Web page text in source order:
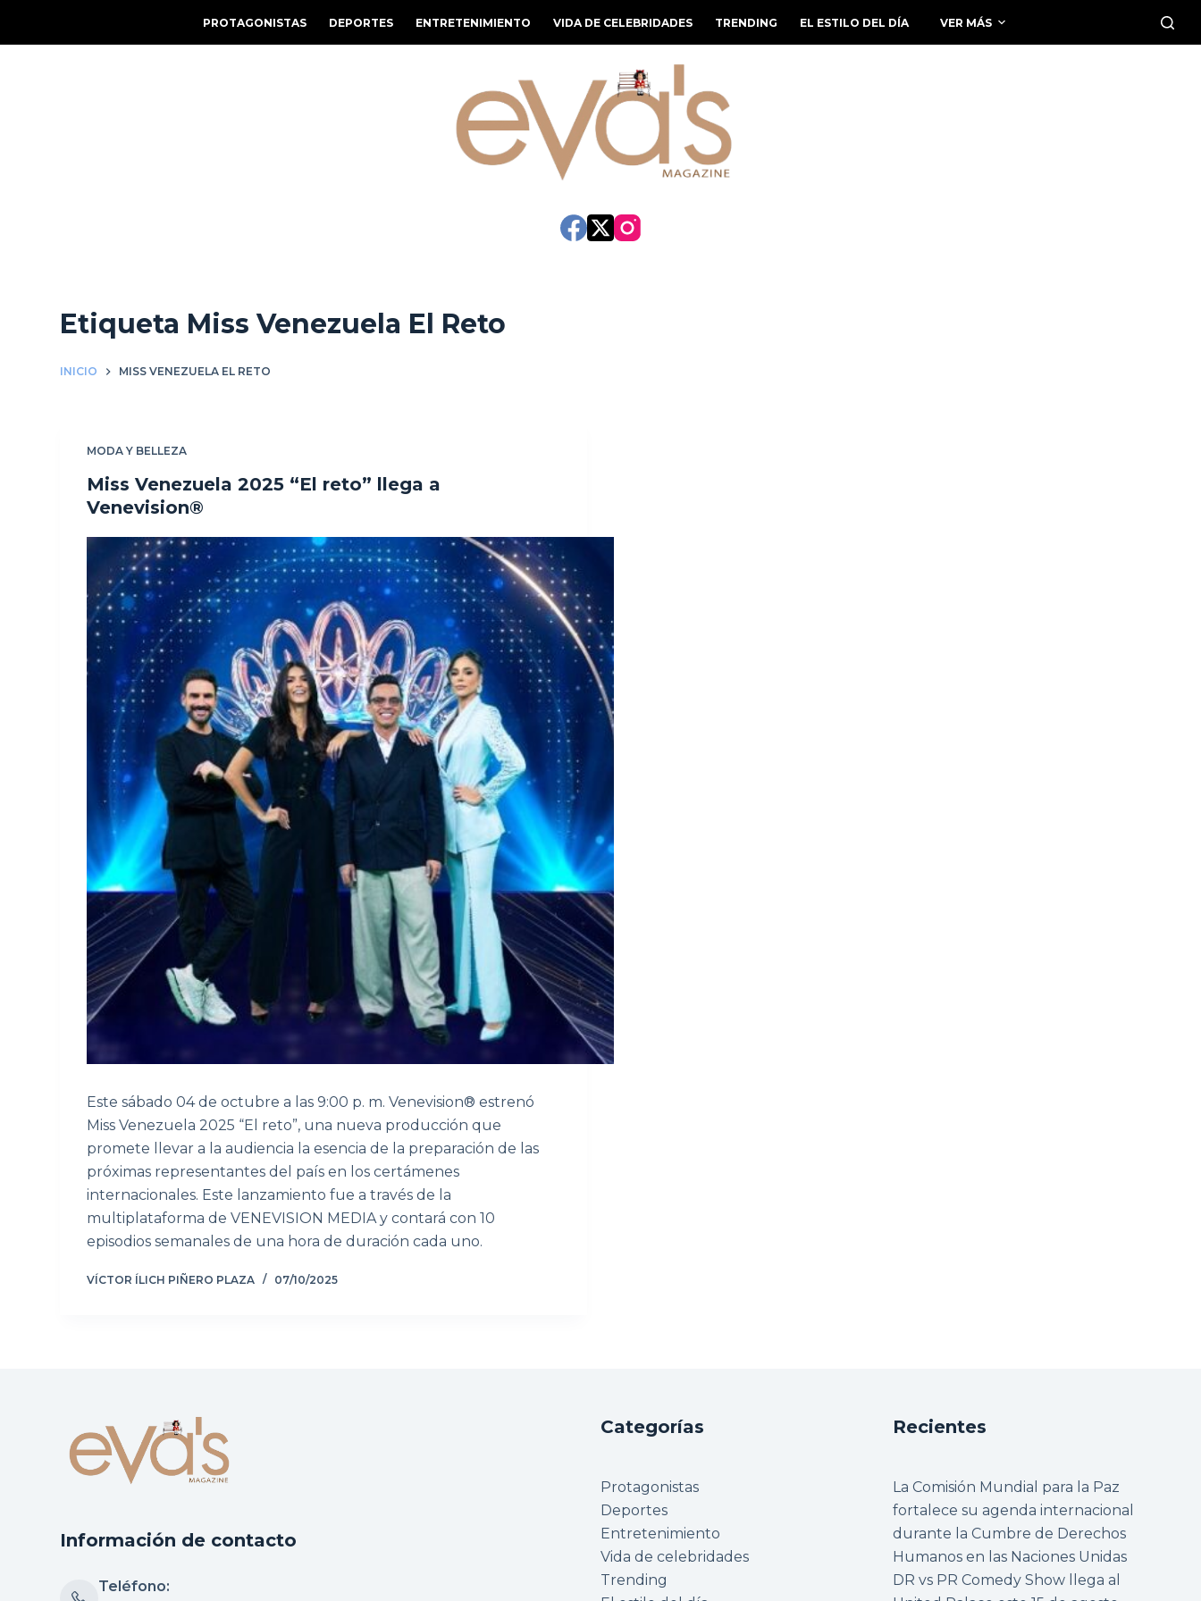
a
PROTAGONISTAS DEPORTES ENTRETENIMIENTO VIDA DE CELEBRIDADES TRENDING EL ESTILO DEL DÍA VER MÁS
Etiqueta Miss Venezuela El Reto
INICIO MISS VENEZUELA EL RETO
MODA Y BELLEZA
Miss Venezuela 2025 “El reto” llega a
Venevision®
Este sábado 04 de octubre a las 9:00 p. m. Venevision® estrenó
Miss Venezuela 2025 “El reto”, una nueva producción que
promete llevar a la audiencia la esencia de la preparación de las
próximas representantes del país en los certámenes
internacionales. Este lanzamiento fue a través de la
multiplataforma de VENEVISION MEDIA y contará con 10
episodios semanales de una hora de duración cada uno.
VÍCTOR ÍLICH PIÑERO PLAZA 07/10/2025
Información de contacto
Teléfono:
Categorías
Protagonistas
Deportes
Entretenimiento
Vida de celebridades
Trending
Recientes
La Comisión Mundial para la Paz
fortalece su agenda internacional
durante la Cumbre de Derechos
Humanos en las Naciones Unidas
DR vs PR Comedy Show llega al